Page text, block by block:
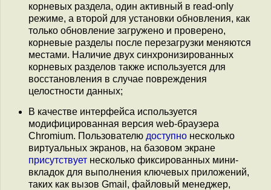
корневых раздела, один активный в read-only
режиме, а второй для установки обновления, как
только обновление загружено и проверено,
корневые разделы после перезагрузки меняются
местами. Наличие двух синхронизированных
корневых разделов также используется для
восстановления в случае повреждения
целостности данных;
В качестве интерфейса используется
модифицированная версия web-браузера
Chromium. Пользователю доступно несколько
виртуальных экранов, на базовом экране
присутствует несколько фиксированных мини-
вкладок для выполнения ключевых приложений,
таких как вызов Gmail, файловый менеджер,